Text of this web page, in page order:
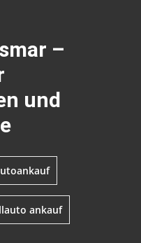
–
und
ankauf